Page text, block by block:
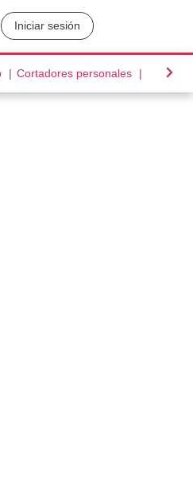
Iniciar sesión
(current)
Cortadores personales (current)